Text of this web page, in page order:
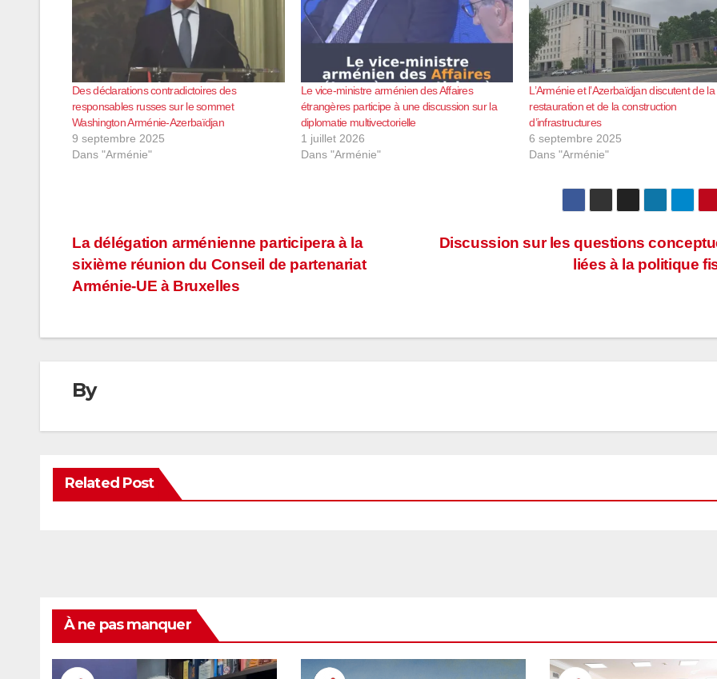
Des déclarations contradictoires des
responsables russes sur le sommet
Washington Arménie-Azerbaïdjan
9 septembre 2025
Dans "Arménie"
Le vice-ministre arménien des Affaires
étrangères participe à une discussion sur la
diplomatie multivectorielle
1 juillet 2026
Dans "Arménie"
L’Arménie et l’Azerbaïdjan discutent de la
restauration et de la construction
d’infrastructures
6 septembre 2025
Dans "Arménie"
Navigation
de
Discussion sur les questions
liées à la politique
La délégation arménienne participera à la
sixième réunion du Conseil de partenariat
Arménie-UE à Bruxelles
By
Related Post
À ne pas manquer